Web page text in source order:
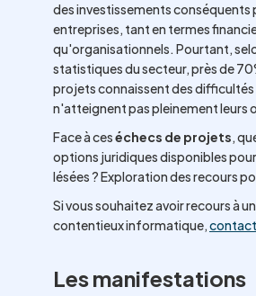
des investissements conséquents
entreprises, tant en termes
qu'organisationnels. Pourtant,
statistiques du secteur, près de
projets connaissent des
n'atteignent pas pleinement leurs
Face à ceséchecs de projets,
options juridiques disponibles
lésées ? Exploration des recours
Si vous souhaitez avoir recours à
contentieux informatique,
Les manifestations